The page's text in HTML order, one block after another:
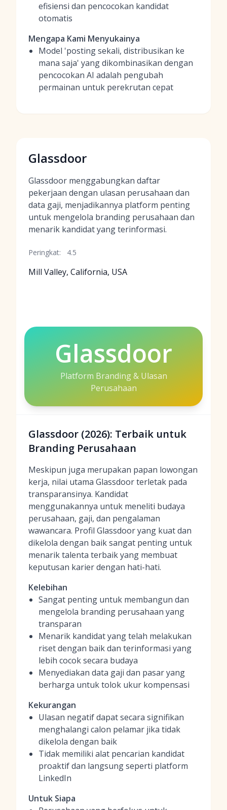
efisiensi dan pencocokan kandidat
otomatis
Mengapa Kami Menyukainya
Model 'posting sekali, distribusikan ke
mana saja' yang dikombinasikan dengan
pencocokan AI adalah pengubah
permainan untuk perekrutan cepat
Glassdoor
Glassdoor menggabungkan daftar
pekerjaan dengan ulasan perusahaan dan
data gaji, menjadikannya platform penting
untuk mengelola branding perusahaan dan
menarik kandidat yang terinformasi.
Peringkat: 4.5
Mill Valley, California, USA
Glassdoor
Platform Branding & Ulasan
Perusahaan
Glassdoor (2026): Terbaik untuk
Branding Perusahaan
Meskipun juga merupakan papan lowongan
kerja, nilai utama Glassdoor terletak pada
transparansinya. Kandidat
menggunakannya untuk meneliti budaya
perusahaan, gaji, dan pengalaman
wawancara. Profil Glassdoor yang kuat dan
dikelola dengan baik sangat penting untuk
menarik talenta terbaik yang membuat
keputusan karier dengan hati-hati.
Kelebihan
Sangat penting untuk membangun dan
mengelola branding perusahaan yang
transparan
Menarik kandidat yang telah melakukan
riset dengan baik dan terinformasi yang
lebih cocok secara budaya
Menyediakan data gaji dan pasar yang
berharga untuk tolok ukur kompensasi
Kekurangan
Ulasan negatif dapat secara signifikan
menghalangi calon pelamar jika tidak
dikelola dengan baik
Tidak memiliki alat pencarian kandidat
proaktif dan langsung seperti platform
LinkedIn
Untuk Siapa